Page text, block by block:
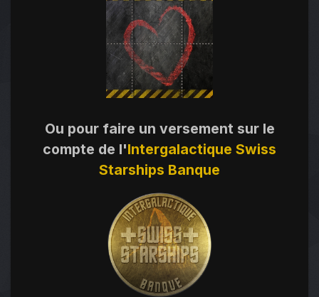
Ou pour faire un versement sur le
compte de l'Intergalactique Swiss
Starships Banque